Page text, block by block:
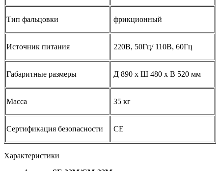
Тип фальцовки фрикционный
Источник питания 220В, 50Гц/ 110В, 60Гц
Габаритные размеры Д 890 x Ш 480 x В 520 мм
Масса 35 кг
Сертификация безопасности СЕ
Характеристики